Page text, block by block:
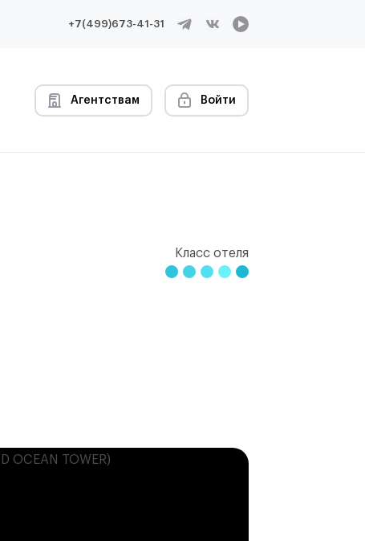
+7(499)673-41-31
Агентствам Войти
Класс отеля